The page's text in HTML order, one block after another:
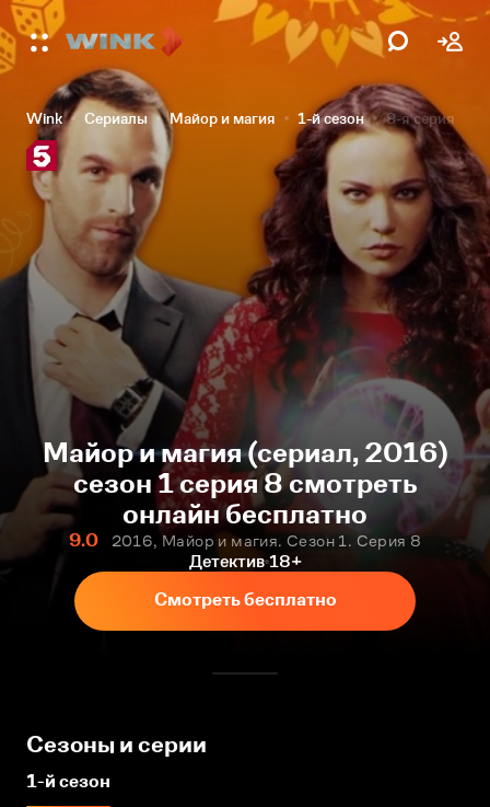
Wink Сериалы Майор и магия 1-й сезон 8-я серия
Майор и магия (сериал, 2016)
сезон 1 серия 8 смотреть
онлайн бесплатно
9.0
2016, Майор и магия. Сезон 1. Серия 8
Детектив 18+
Смотреть бесплатно
Сезоны и серии
1-й сезон